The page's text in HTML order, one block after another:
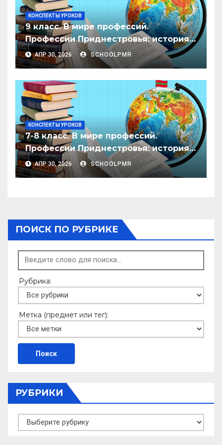
КОНСПЕКТЫ УРОКОВ
9 класс. В мире профессий.
Профессии Приднестровья: история
и будущее.
АПР 30, 2026 SCHOOLPMR
КОНСПЕКТЫ УРОКОВ
7-8 класс. В мире профессий.
Профессии Приднестровья: история
и будущее.
АПР 30, 2026 SCHOOLPMR
ПОИСК ПО РУБРИКЕ
Рубрика:
Метка (предмет или тег):
РУБРИКИ
Рубрики